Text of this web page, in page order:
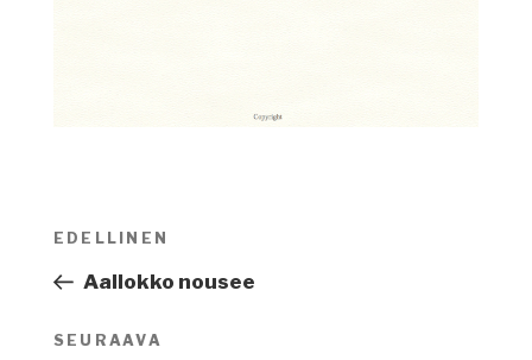
Artikkelien
Edellinen
artikkeli
EDELLINEN
Aallokko nousee
Seuraava
SEURAAVA